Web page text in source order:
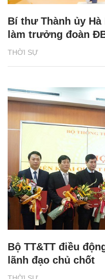
THỜI SỰ
Bí thư Thành ủy
làm trưởng đoàn
Bộ TT&TT điều
lãnh đạo chủ chốt